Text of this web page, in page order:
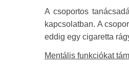
A csoportos
kapcsolatban. A
eddig egy cigaretta
Mentális funkciókat